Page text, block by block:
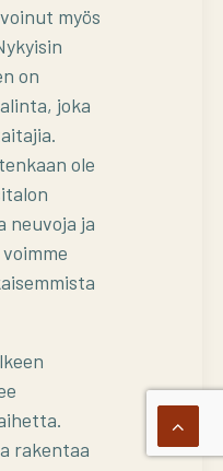
myös
on
joka
ole
neuvoja ja
rakentaa